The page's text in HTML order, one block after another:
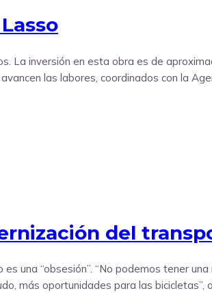
La inversión en esta obra es de
las labores, coordinados con la
del
una “obsesión”. “No podemos tener
más oportunidades para las bicicletas”,